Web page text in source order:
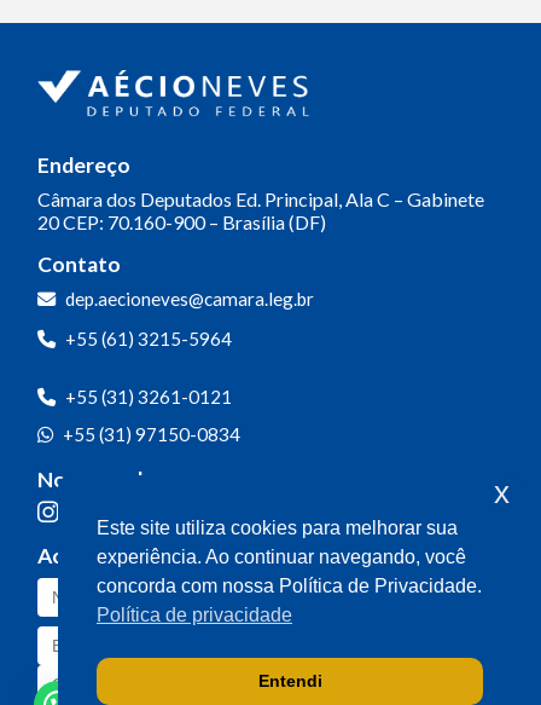
Endereço
Câmara dos Deputados Ed. Principal, Ala C – Gabinete
20CEP: 70.160-900 – Brasília (DF)
Contato
dep.aecioneves@camara.leg.br
+55 (61) 3215-5964
+55 (31) 3261-0121
+55 (31) 97150-0834
Nossas redes
Acompanhe o meu mandato
Este site utiliza cookies para melhorar sua
experiência. Ao continuar navegando, você
concorda com nossa Política de Privacidade.
Política de privacidade
Entendi
x